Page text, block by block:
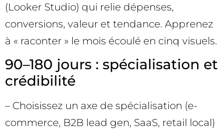
(Looker Studio) qui relie dépenses,
conversions, valeur et tendance. Apprenez
à « raconter » le mois écoulé en cinq visuels.
90–180 jours : spécialisation et
crédibilité
– Choisissez un axe de spécialisation (e-
commerce, B2B lead gen, SaaS, retail local)